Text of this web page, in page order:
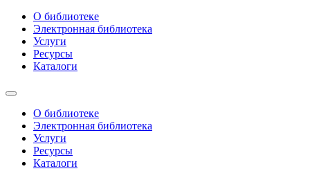
О библиотеке
Электронная библиотека
Услуги
Ресурсы
Каталоги
О библиотеке
Электронная библиотека
Услуги
Ресурсы
Каталоги